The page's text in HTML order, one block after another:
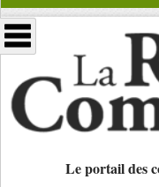
Le portail des